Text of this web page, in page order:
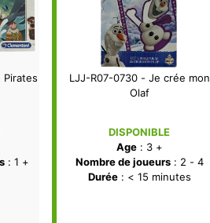
Pirates
: 1 +
LJJ-R07-0730 - Je crée mon
Olaf
DISPONIBLE
Age: 3 +
Nombre de joueurs: 2 - 4
Durée: < 15 minutes